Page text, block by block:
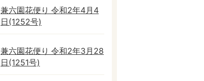
兼六園花便り 令和2年4月4
日(1252号)
兼六園花便り 令和2年3月28
日(1251号)